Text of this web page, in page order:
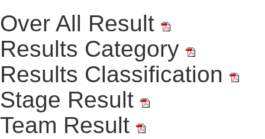
Over All Result
Results Category
Results Classification
Stage Result
Team Result